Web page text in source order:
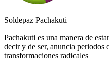
Soldepaz Pachakuti
Pachakuti es una manera de
decir y de ser, anuncia periodos
transformaciones radicales